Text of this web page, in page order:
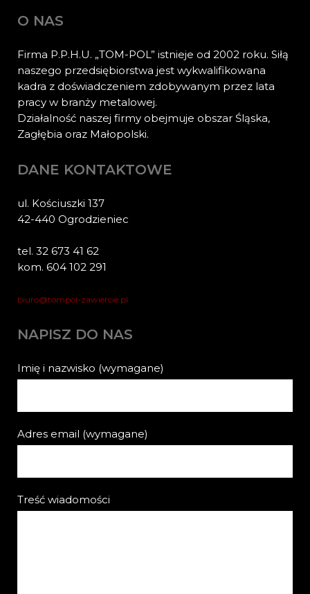
O NAS
Firma P.P.H.U. „TOM-POL” istnieje od 2002 roku. Siłą
naszego przedsiębiorstwa jest wykwalifikowana
kadra z doświadczeniem zdobywanym przez lata
pracy w branży metalowej.
Działalność naszej firmy obejmuje obszar Śląska,
Zagłębia oraz Małopolski.
DANE KONTAKTOWE
ul. Kościuszki 137
42-440 Ogrodzieniec
tel. 32 673 41 62
kom. 604 102 291
biuro@tompol-zawiercie.pl
NAPISZ DO NAS
Imię i nazwisko (wymagane)
Adres email (wymagane)
Treść wiadomości